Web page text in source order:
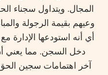
المجال. ويتداول سجناء
وعيهم بقيمة الرجولة
دخل السجن. مما يعني
آخر اهتمامات سجين